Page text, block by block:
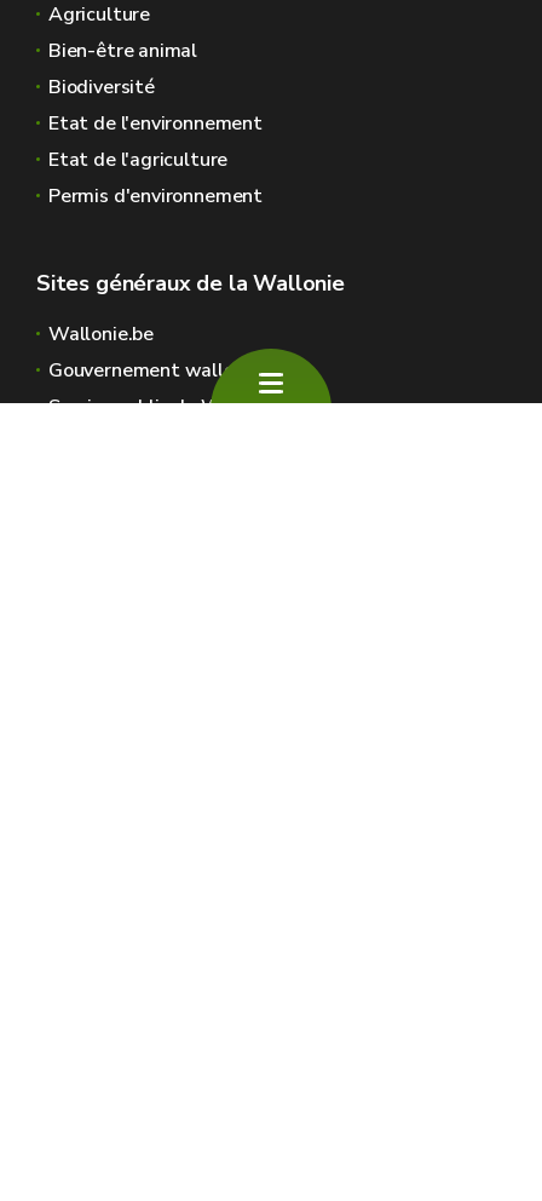
Agriculture
Bien-être animal
Biodiversité
Etat de l'environnement
Etat de l'agriculture
Permis d'environnement
Sites généraux de la Wallonie
Wallonie.be
Gouvernement wallon
Service public de Wallonie